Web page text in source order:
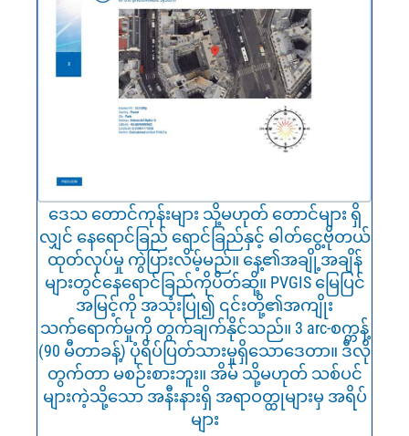
ဒေသ တောင်ကုန်းများ သို့မဟုတ် တောင်များ ရှိ
လျှင် နေရောင်ခြည် ရောင်ခြည်နှင့် ဓါတ်ငွေ့ဗိုတယ်
ထုတ်လုပ်မှု ကွဲပြားလိမ့်မည်။ နေ့၏အချို့အချိန်
များတွင်နေရောင်ခြည်ကိုပိတ်ဆို့။ PVGIS မြေပြင်
အမြင့်ကို အသုံးပြု၍ ၎င်းတို့၏အကျိုး
သက်ရောက်မှုကို တွက်ချက်နိုင်သည်။ 3 arc-စက္ကန့်
(90 မီတာခန့်) ပုံရိပ်ပြတ်သားမှုရှိသောဒေတာ။ ဒီလို
တွက်တာ မစဉ်းစားဘူး။ အိမ် သို့မဟုတ် သစ်ပင်
များကဲ့သို့သော အနီးနားရှိ အရာဝတ္ထုများမှ အရိပ်
များ